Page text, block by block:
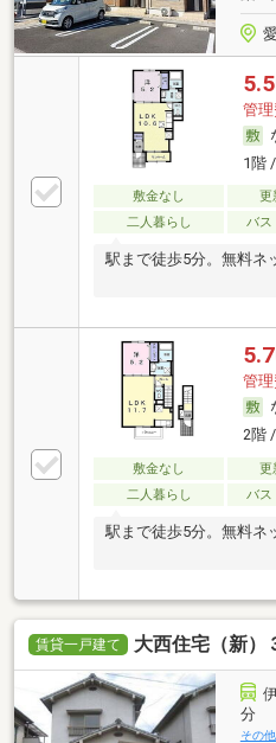
管理
1階
敷金なし 更
二人暮らし
バス
駅まで徒歩5分。無料ネ
管理
2階
敷金なし 更
二人暮らし
バス
駅まで徒歩5分。無料ネ
賃貸一戸建て 大西住宅（新）
分
その